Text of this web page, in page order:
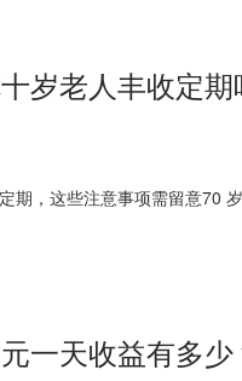
岁老人丰收定期
期，这些注意事项需留意70
一天收益有多少